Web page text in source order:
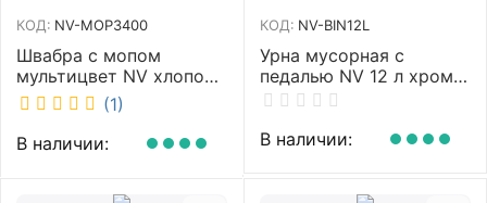
КОД: NV-MOP3400
Швабра с мопом
мультицвет NV хлопок
40 см NV-MOP3400
(1)
В наличии:
КОД: NV-BIN12L
Урна мусорная с
педалью NV 12 л хром
NV-BIN12L
В наличии: